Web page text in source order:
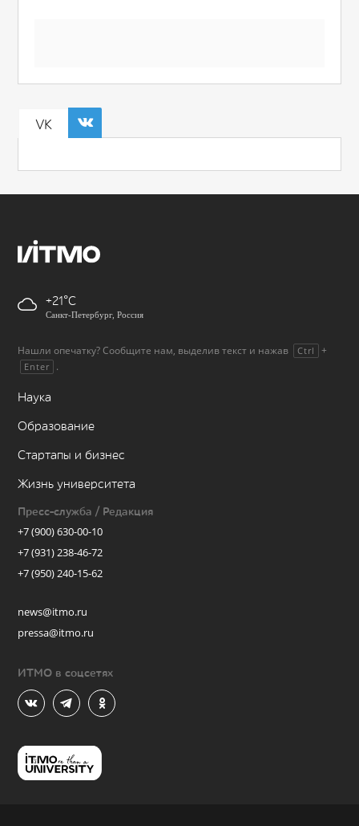
VK
+21
Санкт-Петербург, Россия
Нашли опечатку? Сообщите нам, выделив текст и нажав Ctrl +
Enter .
Наука
Образование
Стартапы и бизнес
Жизнь университета
Пресс-служба / Редакция
+7 (900) 630-00-10
+7 (931) 238-46-72
+7 (950) 240-15-62
news@itmo.ru
pressa@itmo.ru
ИТМО в соцсетях